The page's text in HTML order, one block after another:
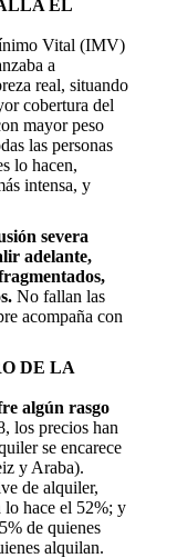
EL
Vital (IMV)
a
real, situando
cobertura del
mayor peso
las personas
lo hacen,
intensa, y
severa
adelante,
No fallan las
acompaña con
DE LA
algún rasgo
los precios han
se encarece
y Araba).
de alquiler,
lo hace el 52%; y
de quienes
alquilan.